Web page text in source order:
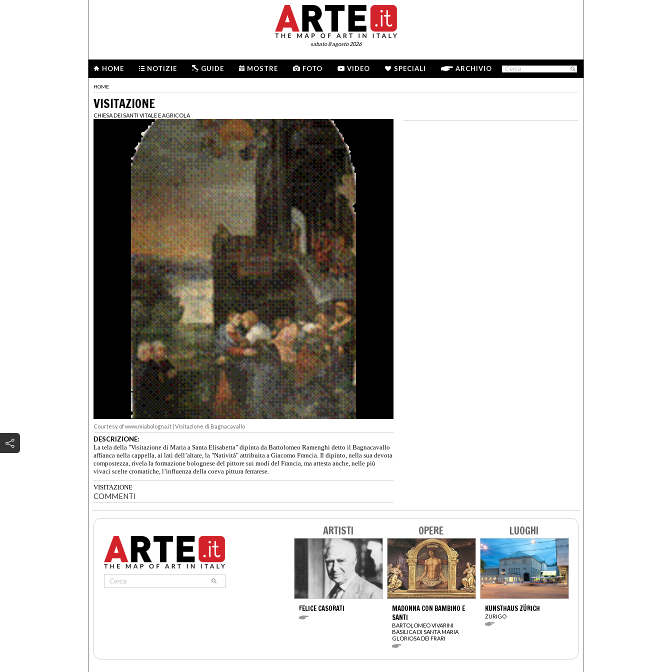
sabato 8 agosto 2026
HOME NOTIZIE GUIDE MOSTRE FOTO VIDEO SPECIALI ARCHIVIO
HOME
VISITAZIONE
CHIESA DEI SANTI VITALE E AGRICOLA
Courtesy of www.miabologna.it | Visitazione di Bagnacavallo
DESCRIZIONE:
La tela della "Visitazione di Maria a Santa Elisabetta" dipinta da Bartolomeo Ramenghi detto il Bagnacavallo
affianca nella cappella, ai lati dell’altare, la "Natività" attribuita a Giacomo Francia. Il dipinto, nella sua devota
compostezza, rivela la formazione bolognese del pittore sui modi del Francia, ma attesta anche, nelle più
vivaci scelte cromatiche, l’influenza della coeva pittura ferrarese.
VISITAZIONE
COMMENTI
ARTISTI
FELICE CASORATI
OPERE
MADONNA CON BAMBINO E
SANTI
BARTOLOMEO VIVARINI
BASILICA DI SANTA MARIA
GLORIOSA DEI FRARI
LUOGHI
KUNSTHAUS ZÜRICH
ZURIGO